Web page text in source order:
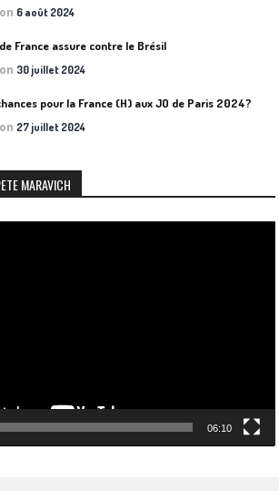
6 août 2024
de France assure contre le Brésil
30 juillet 2024
pour la France (H) aux JO de Paris 2024?
27 juillet 2024
MARAVICH
06:10